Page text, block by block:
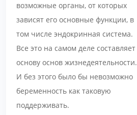
возможные органы, от которых
зависят его основные функции, в
том числе эндокринная система.
Все это на самом деле составляет
основу основ жизнедеятельности.
И без этого было бы невозможно
беременность как таковую
поддерживать.